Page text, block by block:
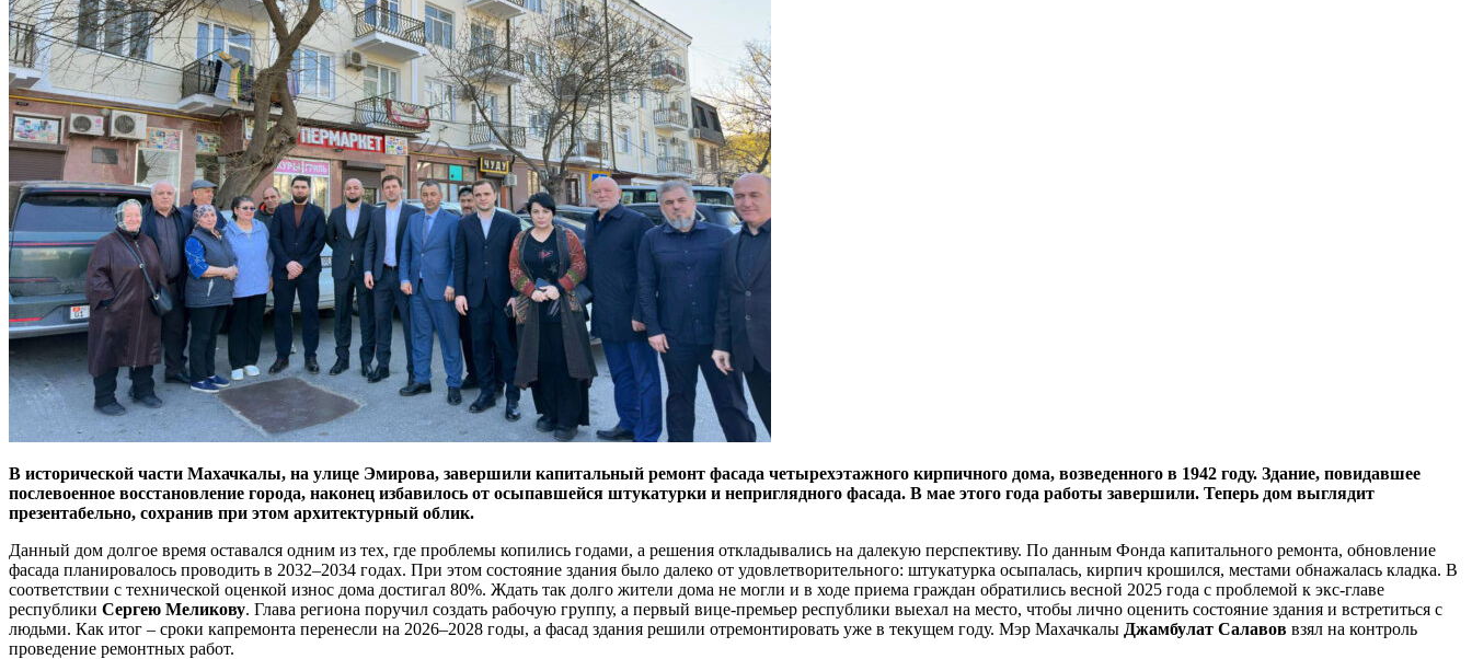
В исторической части Махачкалы, на улице Эмирова, завершили капитальный ремонт фасада четырехэтажного кирпичного дома, возведенного в 1942 году. Здание, повидавшее
послевоенное восстановление города, наконец избавилось от осыпавшейся штукатурки и неприглядного фасада. В мае этого года работы завершили. Теперь дом выглядит
презентабельно, сохранив при этом архитектурный облик.
Данный дом долгое время оставался одним из тех, где проблемы копились годами, а решения откладывались на далекую перспективу. По данным Фонда капитального ремонта, обновление
фасада планировалось проводить в 2032–2034 годах. При этом состояние здания было далеко от удовлетворительного: штукатурка осыпалась, кирпич крошился, местами обнажалась кладка. В
соответствии с технической оценкой износ дома достигал 80%. Ждать так долго жители дома не могли и в ходе приема граждан обратились весной 2025 года с проблемой к экс-главе
республики Сергею Меликову. Глава региона поручил создать рабочую группу, а первый вице-премьер республики выехал на место, чтобы лично оценить состояние здания и встретиться с
людьми. Как итог – сроки капремонта перенесли на 2026–2028 годы, а фасад здания решили отремонтировать уже в текущем году. Мэр Махачкалы Джамбулат Салавов взял на контроль
проведение ремонтных работ.